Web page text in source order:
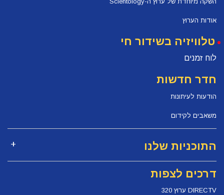
אודות הערוץ
טלוויזיה בשידור חי
לוח זמנים
חדר חדשות
הודעות לעיתונות
משאבים לקידום
התוכניות שלנו
דרכים לצפות
DIRECTV ערוץ 320